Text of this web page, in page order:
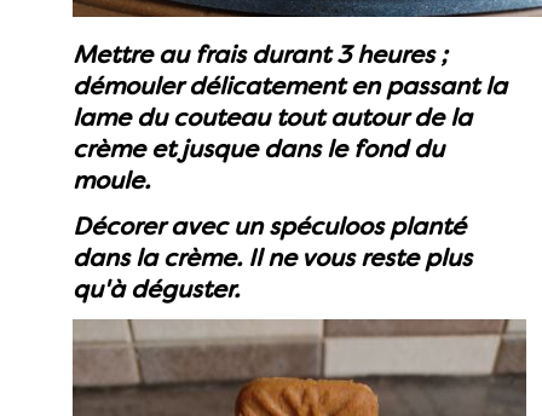
Mettre au frais durant 3 heures ;
démouler délicatement en passant la
lame du couteau tout autour de la
crème et jusque dans le fond du
moule.
Décorer avec un spéculoos planté
dans la crème. Il ne vous reste plus
qu'à déguster.